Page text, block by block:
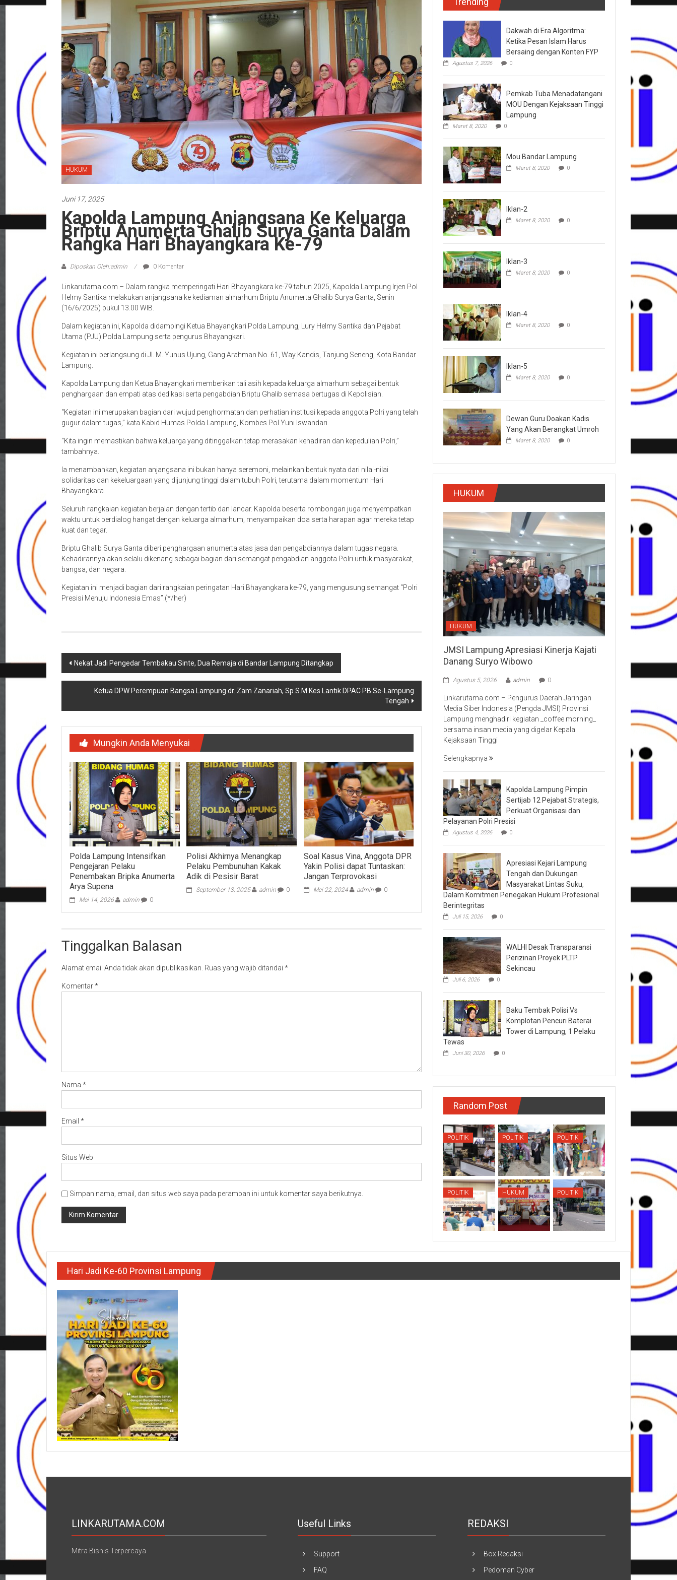
HUKUM
Juni 17, 2025
Kapolda Lampung Anjangsana Ke Keluarga
Briptu Anumerta Ghalib Surya Ganta Dalam
Rangka Hari Bhayangkara Ke-79
Diposkan Oleh:admin 0 Komentar
Linkarutama.com – Dalam rangka memperingati Hari Bhayangkara ke-79 tahun 2025, Kapolda Lampung Irjen Pol
Helmy Santika melakukan anjangsana ke kediaman almarhum Briptu Anumerta Ghalib Surya Ganta, Senin
(16/6/2025) pukul 13.00 WIB.
Dalam kegiatan ini, Kapolda didampingi Ketua Bhayangkari Polda Lampung, Lury Helmy Santika dan Pejabat
Utama (PJU) Polda Lampung serta pengurus Bhayangkari.
Kegiatan ini berlangsung di Jl. M. Yunus Ujung, Gang Arahman No. 61, Way Kandis, Tanjung Seneng, Kota Bandar
Lampung.
Kapolda Lampung dan Ketua Bhayangkari memberikan tali asih kepada keluarga almarhum sebagai bentuk
penghargaan dan empati atas dedikasi serta pengabdian Briptu Ghalib semasa bertugas di Kepolisian.
“Kegiatan ini merupakan bagian dari wujud penghormatan dan perhatian institusi kepada anggota Polri yang telah
gugur dalam tugas,” kata Kabid Humas Polda Lampung, Kombes Pol Yuni Iswandari.
“Kita ingin memastikan bahwa keluarga yang ditinggalkan tetap merasakan kehadiran dan kepedulian Polri,”
tambahnya.
Ia menambahkan, kegiatan anjangsana ini bukan hanya seremoni, melainkan bentuk nyata dari nilai-nilai
solidaritas dan kekeluargaan yang dijunjung tinggi dalam tubuh Polri, terutama dalam momentum Hari
Bhayangkara.
Seluruh rangkaian kegiatan berjalan dengan tertib dan lancar. Kapolda beserta rombongan juga menyempatkan
waktu untuk berdialog hangat dengan keluarga almarhum, menyampaikan doa serta harapan agar mereka tetap
kuat dan tegar.
Briptu Ghalib Surya Ganta diberi penghargaan anumerta atas jasa dan pengabdiannya dalam tugas negara.
Kehadirannya akan selalu dikenang sebagai bagian dari semangat pengabdian anggota Polri untuk masyarakat,
bangsa, dan negara.
Kegiatan ini menjadi bagian dari rangkaian peringatan Hari Bhayangkara ke-79, yang mengusung semangat “Polri
Presisi Menuju Indonesia Emas”.(*/her)
Navigasi
pos
Nekat Jadi Pengedar Tembakau Sinte, Dua Remaja di Bandar Lampung Ditangkap
Ketua DPW Perempuan Bangsa Lampung dr. Zam Zanariah, Sp.S.M.Kes Lantik DPAC PB Se-Lampung
Tengah
Mungkin Anda Menyukai
Polda Lampung Intensifkan
Pengejaran Pelaku
Penembakan Bripka Anumerta
Arya Supena
Mei 14, 2026 admin 0
Polisi Akhirnya Menangkap
Pelaku Pembunuhan Kakak
Adik di Pesisir Barat
September 13, 2025 admin 0
Soal Kasus Vina, Anggota DPR
Yakin Polisi dapat Tuntaskan:
Jangan Terprovokasi
Mei 22, 2024 admin 0
Tinggalkan Balasan
Alamat email Anda tidak akan dipublikasikan. Ruas yang wajib ditandai *
Komentar*
Nama *
Email *
Situs Web
Simpan nama, email, dan situs web saya pada peramban ini untuk komentar saya berikutnya.
Dakwah di Era Algoritma:
Ketika Pesan Islam Harus
Bersaing dengan Konten FYP
Agustus 7, 2026 0
Pemkab Tuba Menadatangani
MOU Dengan Kejaksaan Tinggi
Lampung
Maret 8, 2020 0
Mou Bandar Lampung
Maret 8, 2020 0
Iklan-2
Maret 8, 2020 0
Iklan-3
Maret 8, 2020 0
Iklan-4
Maret 8, 2020 0
Iklan-5
Maret 8, 2020 0
Dewan Guru Doakan Kadis
Yang Akan Berangkat Umroh
Maret 8, 2020 0
HUKUM
HUKUM
JMSI Lampung Apresiasi Kinerja Kajati
Danang Suryo Wibowo
Agustus 5, 2026 admin 0
Linkarutama.com – Pengurus Daerah Jaringan
Media Siber Indonesia (Pengda JMSI) Provinsi
Lampung menghadiri kegiatan _coffee morning_
bersama insan media yang digelar Kepala
Kejaksaan Tinggi
Selengkapnya
Kapolda Lampung Pimpin
Sertijab 12 Pejabat Strategis,
Perkuat Organisasi dan
Pelayanan Polri Presisi
Agustus 4, 2026 0
Apresiasi Kejari Lampung
Tengah dan Dukungan
Masyarakat Lintas Suku,
Dalam Komitmen Penegakan Hukum Profesional
Berintegritas
Juli 15, 2026 0
WALHI Desak Transparansi
Perizinan Proyek PLTP
Sekincau
Juli 6, 2026 0
Baku Tembak Polisi Vs
Komplotan Pencuri Baterai
Tower di Lampung, 1 Pelaku
Tewas
Juni 30, 2026 0
Random Post
POLITIK POLITIK POLITIK
POLITIK HUKUM POLITIK
Hari Jadi Ke-60 Provinsi Lampung
LINKARUTAMA.COM
Mitra Bisnis Terpercaya
Useful Links
Support
FAQ
REDAKSI
Box Redaksi
Pedoman Cyber